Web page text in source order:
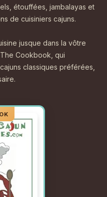
étouffées, jambalayas et
de cuisiniers cajuns.
jusque dans la vôtre
Cookbook, qui
classiques préférées,